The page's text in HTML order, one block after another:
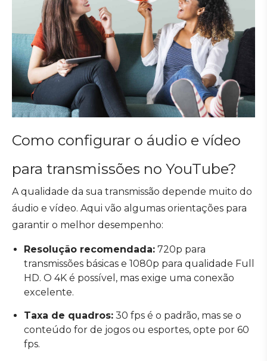
Como configurar o áudio e vídeo
para transmissões no YouTube?
A qualidade da sua transmissão depende muito do
áudio e vídeo. Aqui vão algumas orientações para
garantir o melhor desempenho:
Resolução recomendada: 720p para
transmissões básicas e 1080p para qualidade Full
HD. O 4K é possível, mas exige uma conexão
excelente.
Taxa de quadros: 30 fps é o padrão, mas se o
conteúdo for de jogos ou esportes, opte por 60
fps.